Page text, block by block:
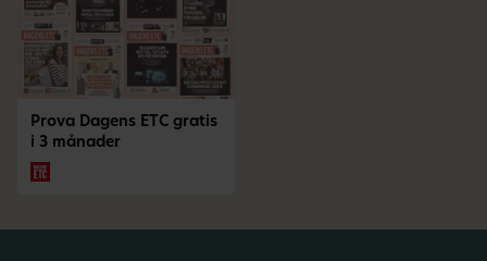
Prova Dagens ETC gratis
i 3 månader